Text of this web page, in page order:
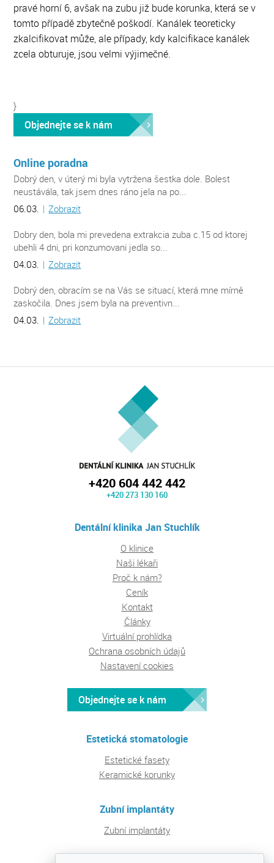
pravé horní 6, avšak na zubu již bude korunka, která se v
tomto případě zbytečně poškodí. Kanálek teoreticky
zkalcifikovat může, ale případy, kdy kalcifikace kanálek
zcela obturuje, jsou velmi výjimečné.
}
Objednejte se k nám
Online poradna
Dobrý den, v úterý mi byla vytržena šestka dole. Bolest
neustávála, tak jsem dnes ráno jela na po...
06.03. | Zobrazit
Dobry den, bola mi prevedena extrakcia zuba c.15 od ktorej
ubehli 4 dni, pri konzumovani jedla so...
04.03. | Zobrazit
Dobrý den, obracím se na Vás se situací, která mne mírně
zaskočila. Dnes jsem byla na preventivn...
04.03. | Zobrazit
+420 604 442 442
+420 273 130 160
Dentální klinika Jan Stuchlík
O klinice
Naši lékaři
Proč k nám?
Ceník
Kontakt
Články
Virtuální prohlídka
Ochrana osobních údajů
Nastavení cookies
Objednejte se k nám
Estetická stomatologie
Estetické fasety
Keramické korunky
Zubní implantáty
Zubní implantáty